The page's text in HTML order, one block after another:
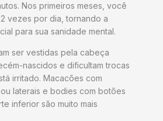
Nos primeiros meses, você
vezes por dia, tornando a
para sua sanidade mental.
ser vestidas pela cabeça
nascidos e dificultam trocas
irritado. Macacões com
laterais e bodies com botões
inferior são muito mais